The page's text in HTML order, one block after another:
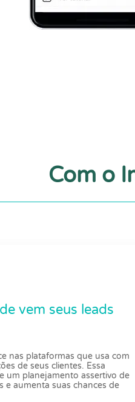
Com o
vem seus leads
nas plataformas que usa com
de seus clientes. Essa
um planejamento assertivo de
e aumenta suas chances de